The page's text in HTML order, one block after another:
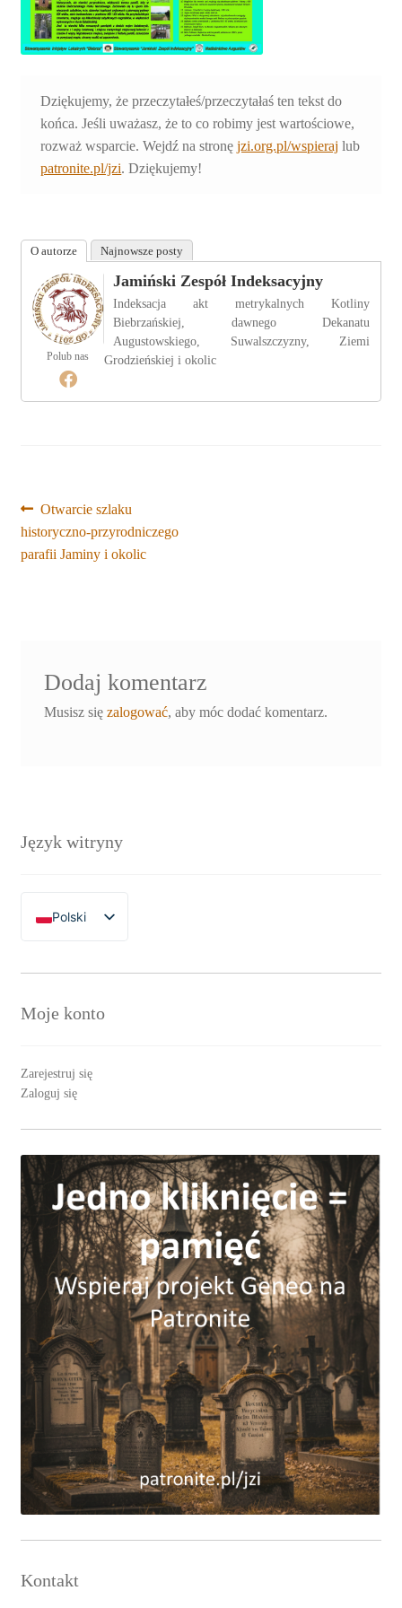
Dziękujemy, że przeczytałeś/przeczytałaś ten tekst do
końca. Jeśli uważasz, że to co robimy jest wartościowe,
rozważ wsparcie. Wejdź na stronęjzi.org.pl/wspieraj lub
patronite.pl/jzi. Dziękujemy!
O autorze Najnowsze posty
Polub nas
Jamiński Zespół Indeksacyjny
Indeksacja akt metrykalnych Kotliny
Biebrzańskiej, dawnego Dekanatu
Augustowskiego, Suwalszczyzny, Ziemi
Grodzieńskiej i okolic
Nawigacja
wpisu
Poprzedni
wpis:
Otwarcie szlaku
historyczno-przyrodniczego
parafii Jaminy i okolic
Dodaj komentarz
Musisz się zalogować, aby móc dodać komentarz.
Język witryny
Polski
English
Moje konto
Zarejestruj się
Zaloguj się
Kontakt